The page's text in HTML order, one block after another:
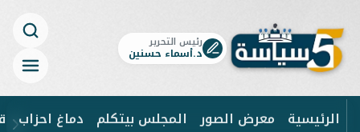
رئيس التحرير
د.أسماء حسنين
الرئيسية معرض الصور المجلس بيتكلم دماغ احزاب